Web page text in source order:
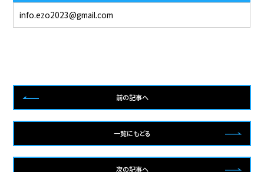
info.ezo2023@gmail.com
前の記事へ
一覧にもどる
次の記事へ